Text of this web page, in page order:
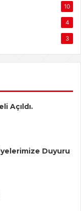
10
4
3
Açıldı.
Duyuru